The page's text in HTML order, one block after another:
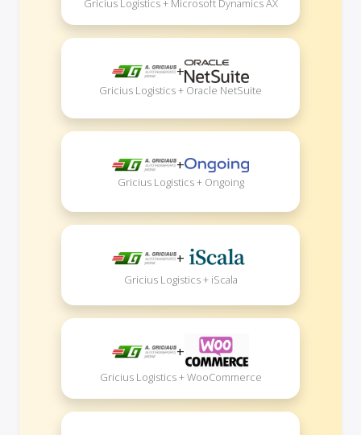
+
Gricius Logistics + Oracle NetSuite
+
Gricius Logistics + Ongoing
+
Gricius Logistics + iScala
+
Gricius Logistics + WooCommerce